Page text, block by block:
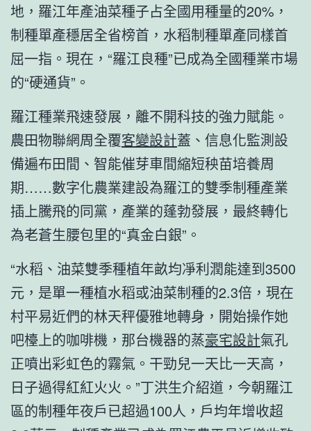
地，羅江年產油菜種子占全國用種量的20%，
制種單產穩居全省榜首，水稻制種單產同樣首
屈一指。現在，“羅江良種”已成為全國種業市場
的“硬通貨”。
羅江種業飛速發展，離不開科技的強力賦能。
農田物聯網周全覆客變設計蓋、信息化監測設
備遍布田間、智能催芽車間縮短秧苗培養周
期……數字化農業建設為羅江的雙季制種產業
插上騰飛的同黨，產業的蓬勃發展，最終轉化
為老蒼生腰包里的“真金白銀”。
“水稻、油菜雙季種植年畝均凈利潤能達到3500
元，是單一種植水稻或油菜制種的2.3倍，現在
村平易近們的林天秤優雅地轉身，開始操作她
吧檯上的咖啡機，那台機器的蒸豪宅設計氣孔
正噴出彩虹色的霧氣。干勁兒一天比一天高，
日子過得紅紅火火。”丁洪生介紹道，今朝羅江
區的制種年夜戶已超過100人，戶均年增收超